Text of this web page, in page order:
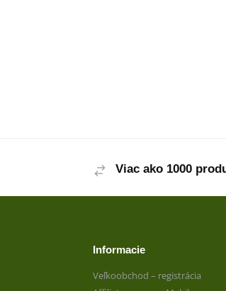
Viac ako 1000
Informacie
Veľkoobchod – registrácia